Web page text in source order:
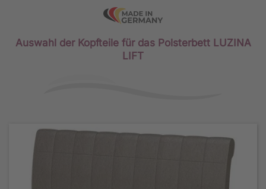
Auswahl der Kopfteile für das Polsterbett LUZINA
LIFT